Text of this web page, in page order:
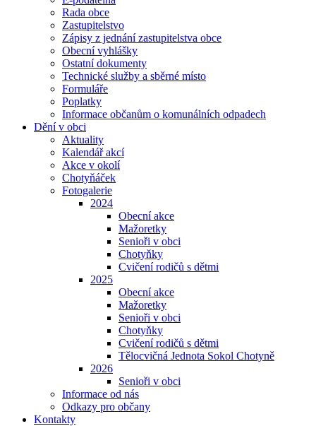
Rada obce
Zastupitelstvo
Zápisy z jednání zastupitelstva obce
Obecní vyhlášky
Ostatní dokumenty
Technické služby a sběrné místo
Formuláře
Poplatky
Informace občanům o komunálních odpadech
Dění v obci
Aktuality
Kalendář akcí
Akce v okolí
Chotyňáček
Fotogalerie
2024
Obecní akce
Mažoretky
Senioři v obci
Chotyňky
Cvičení rodičů s dětmi
2025
Obecní akce
Mažoretky
Senioři v obci
Chotyňky
Cvičení rodičů s dětmi
Tělocvičná Jednota Sokol Chotyně
2026
Senioři v obci
Informace od nás
Odkazy pro občany
Kontakty